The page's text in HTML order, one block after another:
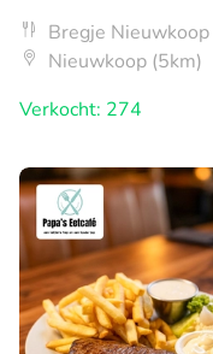
Bregje Nieuwkoop
Nieuwkoop (5km)
Verkocht: 274